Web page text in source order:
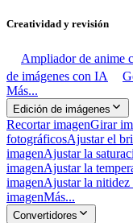
Creatividad y revisión
Ampliador de anime
de imágenes con IA
Más...
Edición de imágenes
Recortar imagenGirar
fotográficosAjustar el
imagenAjustar la
imagenAjustar la
imagenAjustar la nitidez
imagenMás...
Convertidores